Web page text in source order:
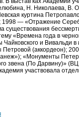
Н. Николаева, В.
куртина
1998 — «Отражение
существования
«Времена года в
и Вивальди
Петровой (аккордеон);
«Монументы
звена (По Дарвину)»
участвовала